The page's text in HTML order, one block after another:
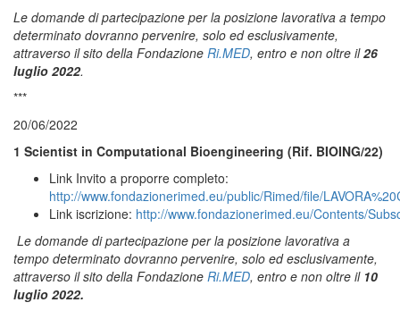
Le domande di partecipazione per la posizione lavorativa a tempo
determinato dovranno pervenire, solo ed esclusivamente,
attraverso il sito della Fondazione Ri.MED, entro e non oltre il26
luglio 2022.
***
20/06/2022
1 Scientist in Computational Bioengineering (Rif. BIOING/22)
Link Invito a proporre completo:
http://www.fondazionerimed.eu/public/Rimed/file/
Link iscrizione: http://www.fondazionerimed.eu/Contents/
Le domande di partecipazione per la posizione lavorativa a
tempo determinato dovranno pervenire, solo ed esclusivamente,
attraverso il sito della Fondazione Ri.MED, entro e non oltre il 10
luglio 2022.